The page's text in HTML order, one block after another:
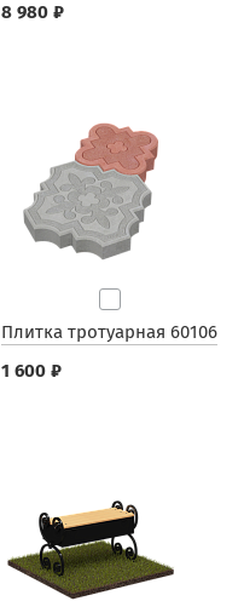
8 980 ₽
Плитка тротуарная 60106
1 600 ₽